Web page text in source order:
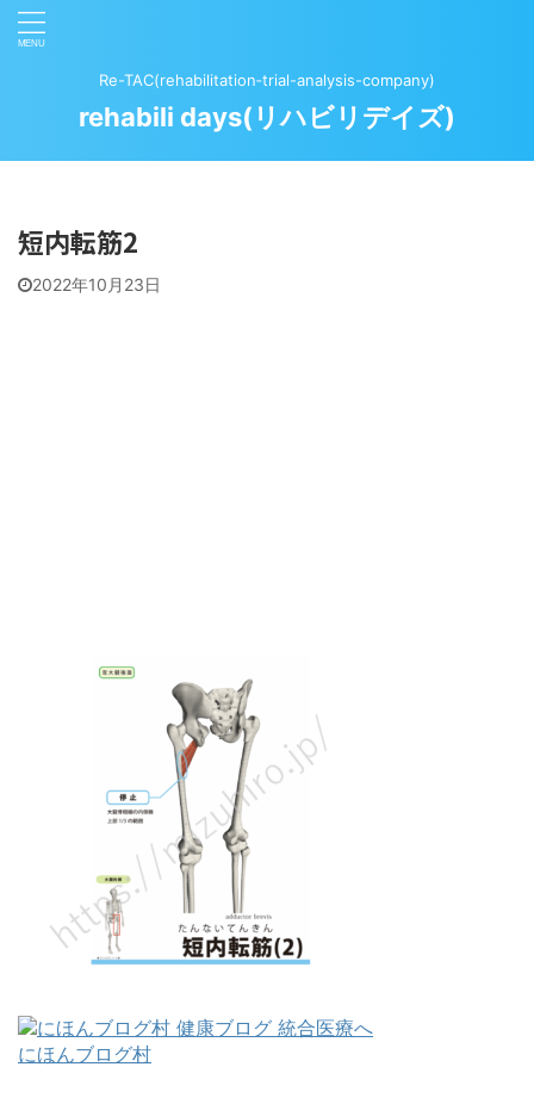
Re-TAC(rehabilitation‐trial-analysis-company)
rehabili days(リハビリデイズ)
短内転筋2
2022年10月23日
にほんブログ村